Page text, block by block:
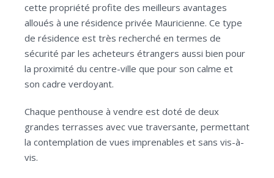
cette propriété profite des meilleurs avantages
alloués à une résidence privée Mauricienne. Ce type
de résidence est très recherché en termes de
sécurité par les acheteurs étrangers aussi bien pour
la proximité du centre-ville que pour son calme et
son cadre verdoyant.
Chaque penthouse à vendre est doté de deux
grandes terrasses avec vue traversante, permettant
la contemplation de vues imprenables et sans vis-à-
vis.